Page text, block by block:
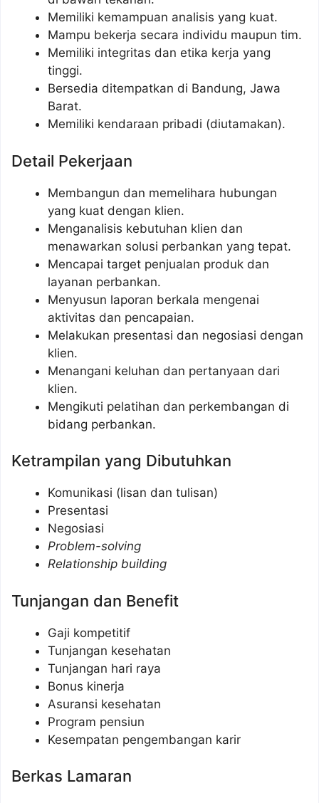
Memiliki kemampuan analisis yang kuat.
Mampu bekerja secara individu maupun tim.
Memiliki integritas dan etika kerja yang
tinggi.
Bersedia ditempatkan di Bandung, Jawa
Barat.
Memiliki kendaraan pribadi (diutamakan).
Detail Pekerjaan
Membangun dan memelihara hubungan
yang kuat dengan klien.
Menganalisis kebutuhan klien dan
menawarkan solusi perbankan yang tepat.
Mencapai target penjualan produk dan
layanan perbankan.
Menyusun laporan berkala mengenai
aktivitas dan pencapaian.
Melakukan presentasi dan negosiasi dengan
klien.
Menangani keluhan dan pertanyaan dari
klien.
Mengikuti pelatihan dan perkembangan di
bidang perbankan.
Ketrampilan yang Dibutuhkan
Komunikasi (lisan dan tulisan)
Presentasi
Negosiasi
Problem-solving
Relationship building
Tunjangan dan Benefit
Gaji kompetitif
Tunjangan kesehatan
Tunjangan hari raya
Bonus kinerja
Asuransi kesehatan
Program pensiun
Kesempatan pengembangan karir
Berkas Lamaran